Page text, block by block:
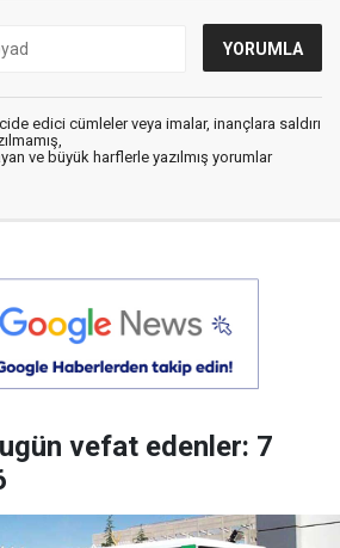
edici cümleler veya imalar, inançlara saldırı
ve büyük harflerle yazılmış yorumlar
vefat edenler: 7